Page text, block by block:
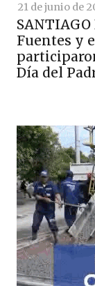
21 de junio de
Fuentes y
Día del